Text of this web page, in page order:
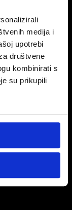
medija i
upotrebi
društvene
kombinirati s
su prikupili
elit. Nam
condimentum
amet, nibh.